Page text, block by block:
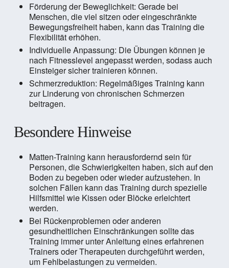
Förderung der Beweglichkeit: Gerade bei
Menschen, die viel sitzen oder eingeschränkte
Bewegungsfreiheit haben, kann das Training die
Flexibilität erhöhen.
Individuelle Anpassung: Die Übungen können je
nach Fitnesslevel angepasst werden, sodass auch
Einsteiger sicher trainieren können.
Schmerzreduktion: Regelmäßiges Training kann
zur Linderung von chronischen Schmerzen
beitragen.
Besondere Hinweise
Matten-Training kann herausfordernd sein für
Personen, die Schwierigkeiten haben, sich auf den
Boden zu begeben oder wieder aufzustehen. In
solchen Fällen kann das Training durch spezielle
Hilfsmittel wie Kissen oder Blöcke erleichtert
werden.
Bei Rückenproblemen oder anderen
gesundheitlichen Einschränkungen sollte das
Training immer unter Anleitung eines erfahrenen
Trainers oder Therapeuten durchgeführt werden,
um Fehlbelastungen zu vermeiden.